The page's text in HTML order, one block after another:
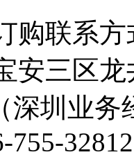
购联系方
安三区
业务经